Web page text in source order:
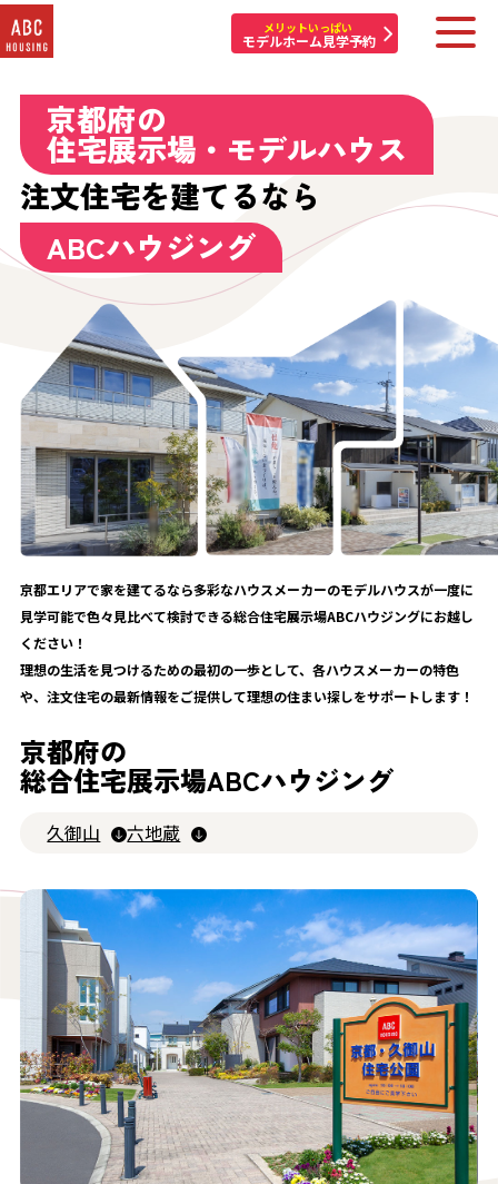
メリットいっぱい
モデルホーム見学予約
住宅展示場・他施設一覧
イベント&プレゼント
モデルハウスを探す
はじめての方へ
住まいづくりコラム・動画
アカウント登録
京都府の
住宅展示場・モデルハウス
注文住宅を建てるなら
ABCハウジング
京都エリアで家を建てるなら多彩なハウスメーカーのモデルハウスが一度に
見学可能で色々見比べて検討できる総合住宅展示場ABCハウジングにお越し
ください！
理想の生活を見つけるための最初の一歩として、各ハウスメーカーの特色
や、注文住宅の最新情報をご提供して理想の住まい探しをサポートします！
京都府の
総合住宅展示場ABCハウジング
久御山 六地蔵